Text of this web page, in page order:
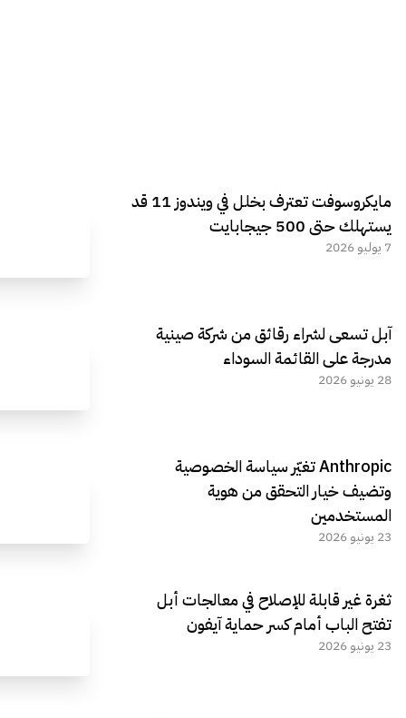
مايكروسوفت تعترف بخلل في ويندوز 11 قد
يستهلك حتى 500 جيجابايت
7 يوليو 2026
آبل تسعى لشراء رقائق من شركة صينية
مدرجة على القائمة السوداء
28 يونيو 2026
Anthropic تغيّر سياسة الخصوصية
وتضيف خيار التحقق من هوية
المستخدمين
23 يونيو 2026
ثغرة غير قابلة للإصلاح في معالجات أبل
تفتح الباب أمام كسر حماية آيفون
23 يونيو 2026